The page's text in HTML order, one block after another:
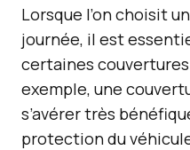
Lorsque l’on choisit
journée, il est
certaines
exemple, une
s’avérer très
protection du